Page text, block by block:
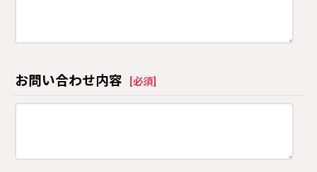
お問い合わせ内容 必須